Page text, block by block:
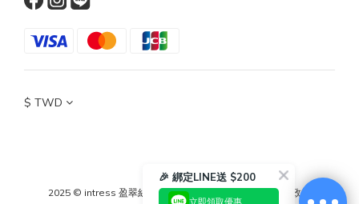
$ TWD
2025 © intress 盈翠絲 條款與細則 退換貨政策
🎉 綁定LINE送 $200
立即領取優惠